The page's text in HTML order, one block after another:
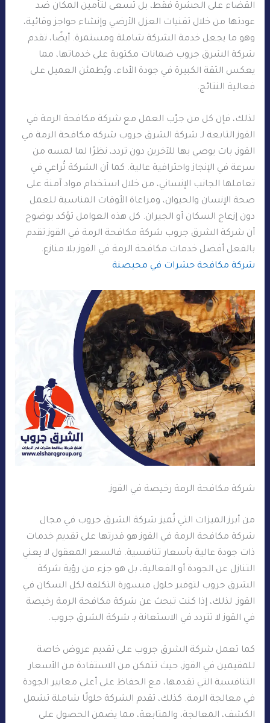
القضاء على الحشرة فقط، بل تسعى لتأمين المكان ضد
عودتها من خلال تقنيات العزل الأرضي وإنشاء حواجز وقائية،
وهو ما يجعل خدمة الشركة شاملة ومستمرة. أيضًا، تقدم
شركة الشرق جروب ضمانات مكتوبة على خدماتها، مما
يعكس الثقة الكبيرة في جودة الأداء، ويُطمئن العميل على
فعالية النتائج.
لذلك، فإن كل من جرّب العمل مع شركة مكافحة الرمة في
القوز التابعة لـ شركة الشرق جروب شركة مكافحة الرمة في
القوز، بات يوصي بها للآخرين دون تردد، نظرًا لما لمسه من
سرعة في الإنجاز واحترافية عالية. كما أن الشركة تُراعي في
تعاملها الجانب الإنساني، من خلال استخدام مواد آمنة على
صحة الإنسان والحيوان، ومراعاة الأوقات المناسبة للعمل
دون إزعاج السكان أو الجيران. كل هذه العوامل تؤكد بوضوح
أن شركة الشرق جروب شركة مكافحة الرمة في القوز تقدم
بالفعل أفضل خدمات مكافحة الرمة في القوز بلا منازع.
شركة مكافحة حشرات في محيصنة
شركة مكافحة الرمة رخيصة في القوز
من أبرز الميزات التي تُميز شركة الشرق جروب في مجال
شركة مكافحة الرمة في القوز هو قدرتها على تقديم خدمات
ذات جودة عالية بأسعار تنافسية. فالسعر المعقول لا يعني
التنازل عن الجودة أو الفعالية، بل هو جزء من رؤية شركة
الشرق جروب لتوفير حلول ميسورة التكلفة لكل السكان في
القوز. لذلك، إذا كنت تبحث عن شركة مكافحة الرمة رخيصة
في القوز لا تتردد في الاستعانة بـ شركة الشرق جروب.
كما تعمل شركة الشرق جروب على تقديم عروض خاصة
للمقيمين في القوز، حيث تتمكن من الاستفادة من الأسعار
التنافسية التي تقدمها، مع الحفاظ على أعلى معايير الجودة
في معالجة الرمة. كذلك، تقدم الشركة حلولًا شاملة تشمل
الكشف، المعالجة، والمتابعة، مما يضمن الحصول على